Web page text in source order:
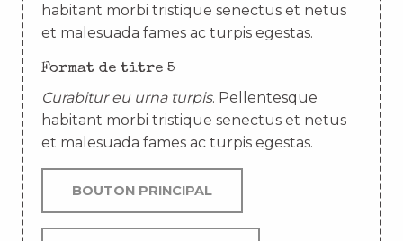
habitant morbi tristique senectus et netus
et malesuada fames ac turpis egestas.
Format de titre 5
Curabitur eu urna turpis. Pellentesque
habitant morbi tristique senectus et netus
et malesuada fames ac turpis egestas.
BOUTON PRINCIPAL